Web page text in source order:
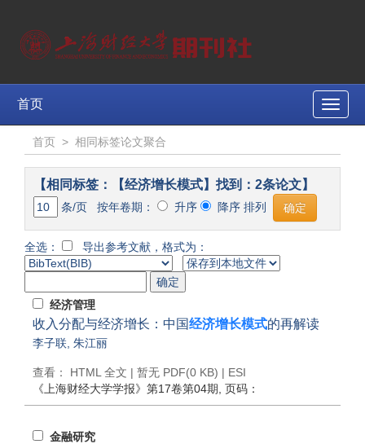
Toggle
首页
首页 > 相同标签论文聚合
【相同标签：【经济增长模式】找到：2条论文】
条/页 按年卷期： 升序 降序 排列
全选： 导出参考文献，格式为：
经济管理
收入分配与经济增长：中国经济增长模式的再解读
李子联 朱江丽
查看： HTML 全文 | 暂无 PDF(0 KB) | ESI
《上海财经大学学报》 第17卷第04期 , 页码：
金融研究